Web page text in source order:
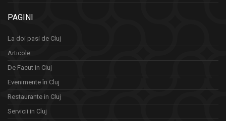
PAGINI
La doi pasi de Cluj
Articole
De Facut in Cluj
Evenimente în Cluj
Restaurante in Cluj
Servicii in Cluj